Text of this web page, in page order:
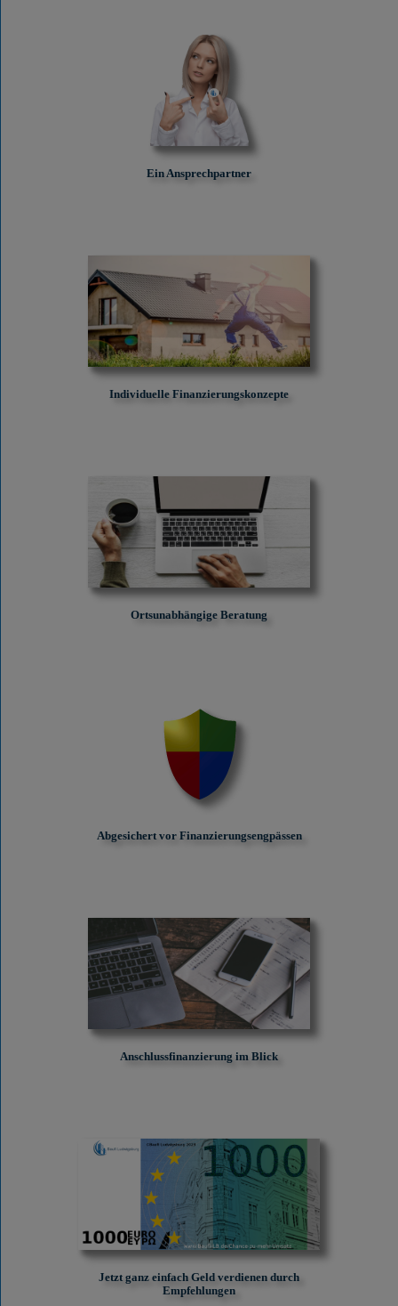
Ein Ansprechpartner
Individuelle Finanzierungskonzepte
Ortsunabhängige Beratung
Abgesichert vor Finanzierungs­engpässen
Anschlussfinanzierung im Blick
Jetzt ganz einfach Geld verdienen durch
Empfehlungen